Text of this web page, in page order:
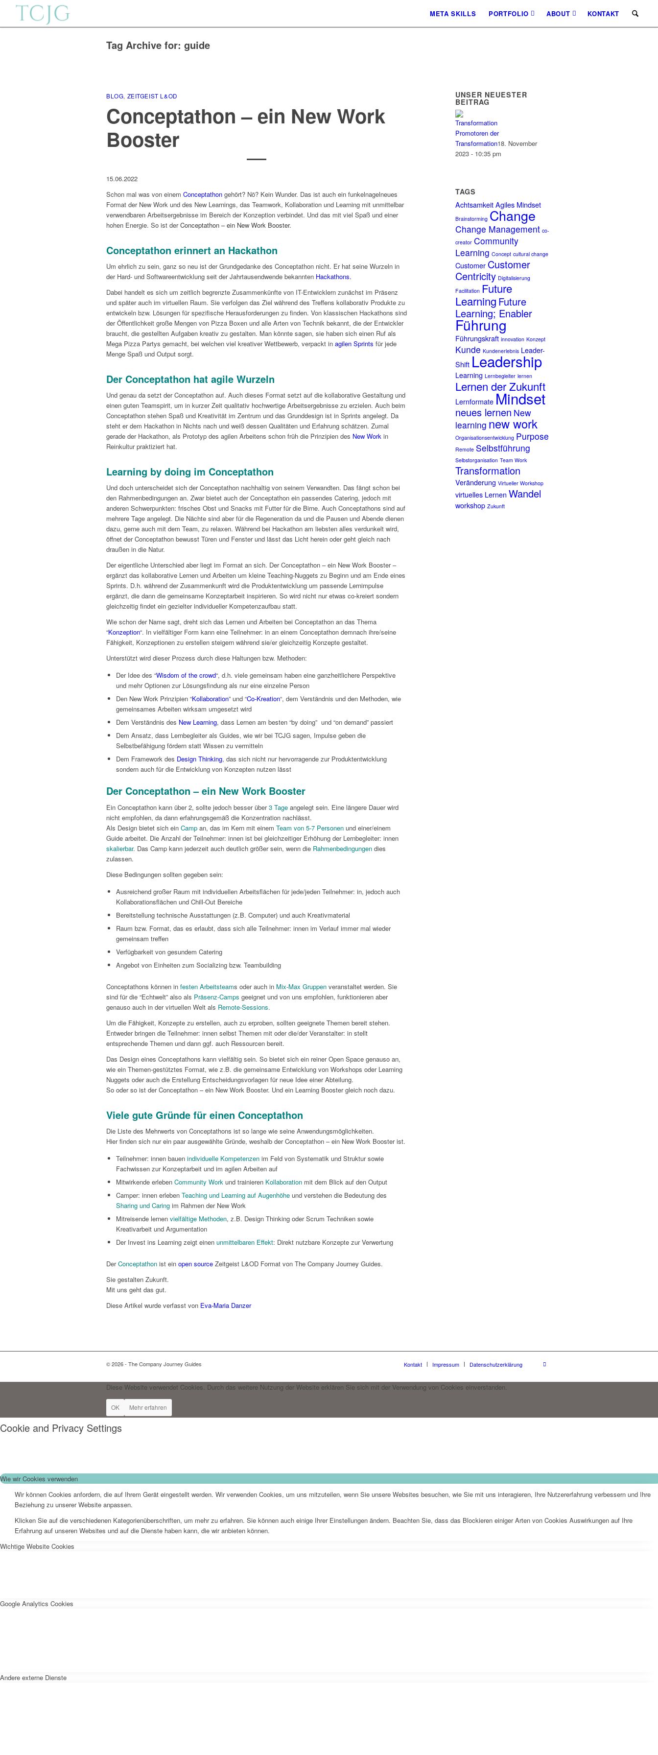
META SKILLS PORTFOLIO ABOUT KONTAKT
Tag Archive for: guide
BLOG, ZEITGEIST L&OD
Conceptathon – ein New Work
Booster
15.06.2022
Schon mal was von einem Conceptathon gehört? Nö? Kein Wunder. Das ist auch ein funkelnagelneues
Format der New Work und des New Learnings, das Teamwork, Kollaboration und Learning mit unmittelbar
verwendbaren Arbeitsergebnisse im Bereich der Konzeption verbindet. Und das mit viel Spaß und einer
hohen Energie. So ist derConceptathon – ein New Work Booster.
Conceptathon erinnert an Hackathon
Um ehrlich zu sein, ganz so neu ist der Grundgedanke des Conceptathon nicht. Er hat seine Wurzeln in
der Hard- und Softwareentwicklung seit der Jahrtausendwende bekannten Hackathons.
Dabei handelt es sich um zeitlich begrenzte Zusammenkünfte von IT-Entwicklern zunächst im Präsenz
und später auch im virtuellen Raum. Sie verfolgen das Ziel während des Treffens kollaborativ Produkte zu
entwickeln bzw. Lösungen für spezifische Herausforderungen zu finden. Von klassischen Hackathons sind
der Öffentlichkeit große Mengen von Pizza Boxen und alle Arten von Technik bekannt, die der Entwickler
braucht, die gestellten Aufgaben kreativ zu gestalten. Man könnte sagen, sie haben sich einen Ruf als
Mega Pizza Partys gemacht, bei welchen viel kreativer Wettbewerb, verpackt in agilen Sprints für jede
Menge Spaß und Output sorgt.
Der Conceptathon hat agile Wurzeln
Und genau da setzt der Conceptathon auf. Auch dieses Format setzt auf die kollaborative Gestaltung und
einen guten Teamspirit, um in kurzer Zeit qualitativ hochwertige Arbeitsergebnisse zu erzielen. Auch beim
Conceptathon stehen Spaß und Kreativität im Zentrum und das Grunddesign ist in Sprints angelegt. Da
steht er dem Hackathon in Nichts nach und weiß dessen Qualitäten und Erfahrung schätzen. Zumal
gerade der Hackathon, als Prototyp des agilen Arbeitens schon früh die Prinzipien des New Work in
Reinkultur praktiziert hat.
Learning by doing im Conceptathon
Und doch unterscheidet sich der Conceptathon nachhaltig von seinem Verwandten. Das fängt schon bei
den Rahmenbedingungen an. Zwar bietet auch der Conceptathon ein passendes Catering, jedoch mit
anderen Schwerpunkten: frisches Obst und Snacks mit Futter für die Birne. Auch Conceptathons sind auf
mehrere Tage angelegt. Die Nächte sind aber für die Regeneration da und die Pausen und Abende dienen
dazu, gerne auch mit dem Team, zu relaxen. Während bei Hackathon am liebsten alles verdunkelt wird,
öffnet der Conceptathon bewusst Türen und Fenster und lässt das Licht herein oder geht gleich nach
draußen in die Natur.
Der eigentliche Unterschied aber liegt im Format an sich. Der Conceptathon – ein New Work Booster –
ergänzt das kollaborative Lernen und Arbeiten um kleine Teaching-Nuggets zu Beginn und am Ende eines
Sprints. D.h. während der Zusammenkunft wird die Produktentwicklung um passende Lernimpulse
ergänzt, die dann die gemeinsame Konzeptarbeit inspirieren. So wird nicht nur etwas co-kreiert sondern
gleichzeitig findet ein gezielter individueller Kompetenzaufbau statt.
Wie schon der Name sagt, dreht sich das Lernen und Arbeiten bei Conceptathon an das Thema
“Konzeption“. In vielfältiger Form kann eine Teilnehmer: in an einem Conceptathon demnach ihre/seine
Fähigkeit, Konzeptionen zu erstellen steigern während sie/er gleichzeitig Konzepte gestaltet.
Unterstützt wird dieser Prozess durch diese Haltungen bzw. Methoden:
Der Idee des “Wisdom of the crowd“, d.h. viele gemeinsam haben eine ganzheitlichere Perspektive
und mehr Optionen zur Lösungsfindung als nur eine einzelne Person
Den New Work Prinzipien “Kollaboration” und “Co-Kreation“, dem Verständnis und den Methoden, wie
gemeinsames Arbeiten wirksam umgesetzt wird
Dem Verständnis des New Learning, dass Lernen am besten “by doing” und “on demand” passiert
Dem Ansatz, dass Lernbegleiter als Guides, wie wir bei TCJG sagen, Impulse geben die
Selbstbefähigung fördern statt Wissen zu vermitteln
Dem Framework des Design Thinking, das sich nicht nur hervorragende zur Produktentwicklung
sondern auch für die Entwicklung von Konzepten nutzen lässt
Der Conceptathon – ein New Work Booster
Ein Conceptathon kann über 2, sollte jedoch besser über3 Tage angelegt sein. Eine längere Dauer wird
nicht empfohlen, da dann erfahrungsgemäß die Konzentration nachlässt.
Als Design bietet sich ein Camp an, das im Kern mit einem Team von 5-7 Personen und einer/einem
Guide arbeitet. Die Anzahl der Teilnehmer: innen ist bei gleichzeitiger Erhöhung der Lernbegleiter: innen
skalierbar. Das Camp kann jederzeit auch deutlich größer sein, wenn die Rahmenbedingungen dies
zulassen.
Diese Bedingungen sollten gegeben sein:
Ausreichend großer Raum mit individuellen Arbeitsflächen für jede/jeden Teilnehmer: in, jedoch auch
Kollaborationsflächen und Chill-Out Bereiche
Bereitstellung technische Ausstattungen (z.B. Computer) und auch Kreativmaterial
Raum bzw. Format, das es erlaubt, dass sich alle Teilnehmer: innen im Verlauf immer mal wieder
gemeinsam treffen
Verfügbarkeit von gesundem Catering
Angebot von Einheiten zum Socializing bzw. Teambuilding
Conceptathons können in festen Arbeitsteams oder auch in Mix-Max Gruppen veranstaltet werden. Sie
sind für die “Echtwelt” also als Präsenz-Camps geeignet und von uns empfohlen, funktionieren aber
genauso auch in der virtuellen Welt als Remote-Sessions.
Um die Fähigkeit, Konzepte zu erstellen, auch zu erproben, sollten geeignete Themen bereit stehen.
Entweder bringen die Teilnehmer: innen selbst Themen mit oder die/der Veranstalter: in stellt
entsprechende Themen und dann ggf. auch Ressourcen bereit.
Das Design eines Conceptathons kann vielfältig sein. So bietet sich ein reiner Open Space genauso an,
wie ein Themen-gestütztes Format, wie z.B. die gemeinsame Entwicklung von Workshops oder Learning
Nuggets oder auch die Erstellung Entscheidungsvorlagen für neue Idee einer Abteilung.
So oder so ist der Conceptathon – ein New Work Booster. Und ein Learning Booster gleich noch dazu.
Viele gute Gründe für einen Conceptathon
Die Liste des Mehrwerts von Conceptathons ist so lange wie seine Anwendungsmöglichkeiten.
Hier finden sich nur ein paar ausgewählte Gründe, weshalb der Conceptathon – ein New Work Booster ist.
Teilnehmer: innen bauen individuelle Kompetenzen im Feld von Systematik und Struktur sowie
Fachwissen zur Konzeptarbeit und im agilen Arbeiten auf
Mitwirkende erleben Community Work und trainieren Kollaboration mit dem Blick auf den Output
Camper: innen erleben Teaching und Learning auf Augenhöhe und verstehen die Bedeutung des
Sharing und Caring im Rahmen der New Work
Mitreisende lernen vielfältige Methoden, z.B. Design Thinking oder Scrum Techniken sowie
Kreativarbeit und Argumentation
Der Invest ins Learning zeigt einen unmittelbaren Effekt: Direkt nutzbare Konzepte zur Verwertung
DerConceptathon ist ein open source Zeitgeist L&OD Format von The Company Journey Guides.
Sie gestalten Zukunft.
Mit uns geht das gut.
Diese Artikel wurde verfasst von Eva-Maria Danzer
UNSER NEUESTER
BEITRAG
Promotoren der
Transformation18. November
2023 - 10:35 pm
TAGS
Achtsamkeit Agiles Mindset
Brainstorming Change
Change Management co-
creator Community
Learning Concept cultural change
Customer Customer
Centricity Digitalisierung
Facilitation Future
Learning Future
Learning; Enabler
Führung
Führungskraft innovation Konzept
Kunde Kundenerlebnis Leader-
Shift Leadership
Learning Lernbegleiter lernen
Lernen der Zukunft
Lernformate Mindset
neues lernen New
learning new work
Organisationsentwicklung Purpose
Remote Selbstführung
Selbstorganisation Team Work
Transformation
Veränderung Virtueller Workshop
virtuelles Lernen Wandel
workshop Zukunft
© 2026 - The Company Journey Guides Kontakt Impressum Datenschutzerklärung
Diese Website verwendet Cookies. Durch das weitere Nutzung der Website erklären Sie sich mit der Verwendung von Cookies einverstanden.
OK Mehr erfahren
Cookie and Privacy Settings
Wie wir Cookies verwenden
Wir können Cookies anfordern, die auf Ihrem Gerät eingestellt werden. Wir verwenden Cookies, um uns mitzuteilen, wenn Sie unsere Websites besuchen, wie Sie mit uns interagieren, Ihre Nutzererfahrung verbessern und Ihre
Beziehung zu unserer Website anpassen.
Klicken Sie auf die verschiedenen Kategorienüberschriften, um mehr zu erfahren. Sie können auch einige Ihrer Einstellungen ändern. Beachten Sie, dass das Blockieren einiger Arten von Cookies Auswirkungen auf Ihre
Erfahrung auf unseren Websites und auf die Dienste haben kann, die wir anbieten können.
Wichtige Website Cookies
Google Analytics Cookies
Andere externe Dienste